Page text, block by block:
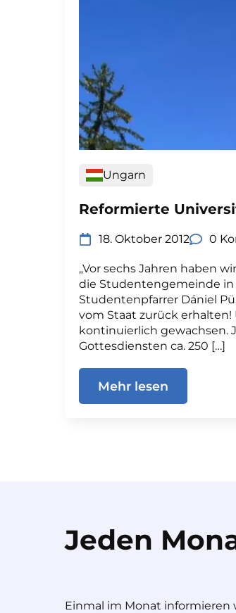
Ungarn
Reformierte
18. Oktober 2012 0
„Vor sechs Jahren haben
die Studentengemeinde in
Studentenpfarrer Dániel
vom Staat zurück
kontinuierlich gewachsen.
Gottesdiensten ca. 250 […]
Mehr lesen
Jeden
Einmal im Monat informieren